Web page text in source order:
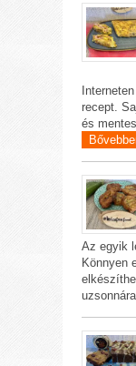
recept.
és
Az egyik
Könnyen